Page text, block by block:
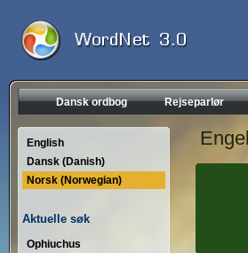
Dansk ordbog Rejseparlør
English
Dansk (Danish)
Norsk (Norwegian)
Aktuelle søk
Ophiuchus